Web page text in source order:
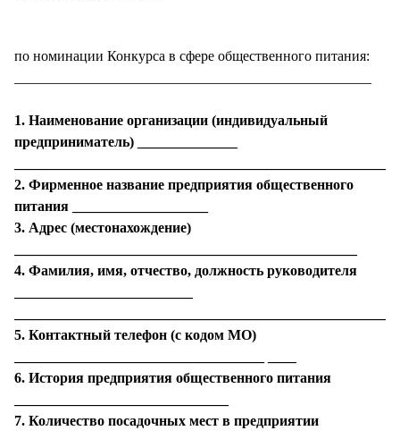
по номинации Конкурса в сфере общественного питания:
1. Наименование организации (индивидуальный
предприниматель) ______________
2. Фирменное название предприятия общественного
питания ___________________
3. Адрес (местонахождение)
4. Фамилия, имя, отчество, должность руководителя
5. Контактный телефон (с кодом МО)
6. История предприятия общественного питания
7. Количество посадочных мест в предприятии